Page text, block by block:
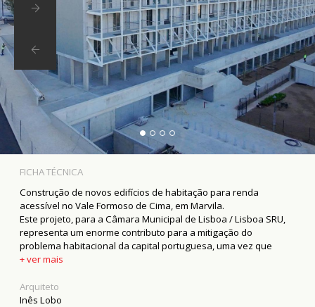
FICHA TÉCNICA
Construção de novos edifícios de habitação para renda
acessível no Vale Formoso de Cima, em Marvila.
Este projeto, para a Câmara Municipal de Lisboa / Lisboa SRU,
representa um enorme contributo para a mitigação do
problema habitacional da capital portuguesa, uma vez que
proporcionou 50 novas habitações, de tipologias T1 a T3.
lavandaria, uma sala multiusos, um posto para o zelador, áreas
de cacifos, estacionamento para bicicletas e áreas técnicas e de
+ ver mais
Arquiteto
Inês Lobo